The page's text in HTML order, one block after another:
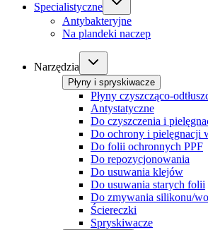
Specialistyczne
Antybakteryjne
Na plandeki naczep
Narzędzia
Płyny i spryskiwacze
Płyny czyszcząco-
Antystatyczne
Do czyszczenia i
Do ochrony i pielęgnacji
Do folii ochronnych PPF
Do repozycjonowania
Do usuwania klejów
Do usuwania starych folii
Do zmywania silikonu/
Ściereczki
Spryskiwacze